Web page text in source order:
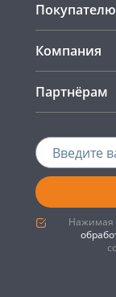
Покупателю
Компания
Партнёрам
Нажимая